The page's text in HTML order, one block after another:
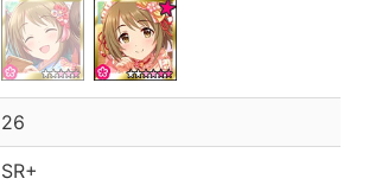
26
SR+